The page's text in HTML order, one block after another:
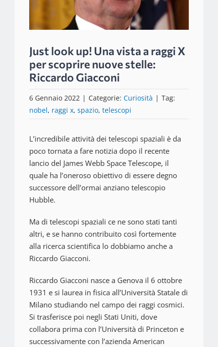
Just look up! Una vista a raggi X
per scoprire nuove stelle:
Riccardo Giacconi
6 Gennaio 2022 | Categorie: Curiosità | Tag:
nobel, raggi x, spazio, telescopi
L’incredibile attività dei telescopi spaziali è da
poco tornata a fare notizia dopo il recente
lancio del James Webb Space Telescope, il
quale ha l’oneroso obiettivo di essere degno
successore dell’ormai anziano telescopio
Hubble.
Ma di telescopi spaziali ce ne sono stati tanti
altri, e se hanno contribuito così fortemente
alla ricerca scientifica lo dobbiamo anche a
Riccardo Giacconi.
Riccardo Giacconi nasce a Genova il 6 ottobre
1931 e si laurea in fisica all’Università Statale di
Milano studiando nel campo dei raggi cosmici.
Si trasferisce poi negli Stati Uniti, dove
collabora prima con l’Università di Princeton e
successivamente con l’azienda American